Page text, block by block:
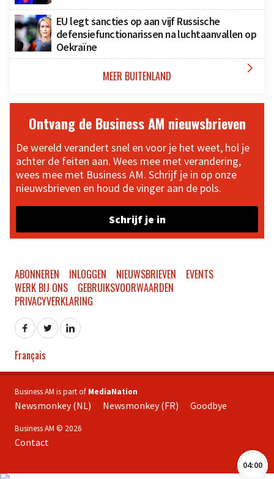
EU legt sancties op aan vijf Russische
defensiefunctionarissen na luchtaanvallen op
Oekraïne
MEER BUITENLAND 
Ontvang de Business AM nieuwsbrieven
De wereld verandert snel en voor je het weet, hol je
achter de feiten aan. Wees mee met verandering,
wees mee met Business AM. Schrijf je in op onze
nieuwsbrieven en houd de vinger aan de pols.
Schrijf je in
04:00
ABONNEREN INLOGGEN NIEUWSBRIEVEN
EVENTS
WERK BIJ ONS
GEBRUIKSVOORWAARDEN
PRIVACYVERKLARING
Français
Business AM is part of MediaNation
Newsmonkey (NL) Newsmonkey (FR) Goodbye
Business AM © 2026
Contact